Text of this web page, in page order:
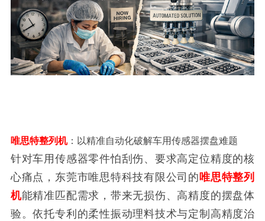
唯思特整列机：以精准自动化破解车用传感器摆盘难题
针对车用传感器零件怕刮伤、要求高定位精度的核
心痛点，东莞市唯思特科技有限公司的唯思特整列
机能精准匹配需求，带来无损伤、高精度的摆盘体
验。依托专利的柔性振动理料技术与定制高精度治